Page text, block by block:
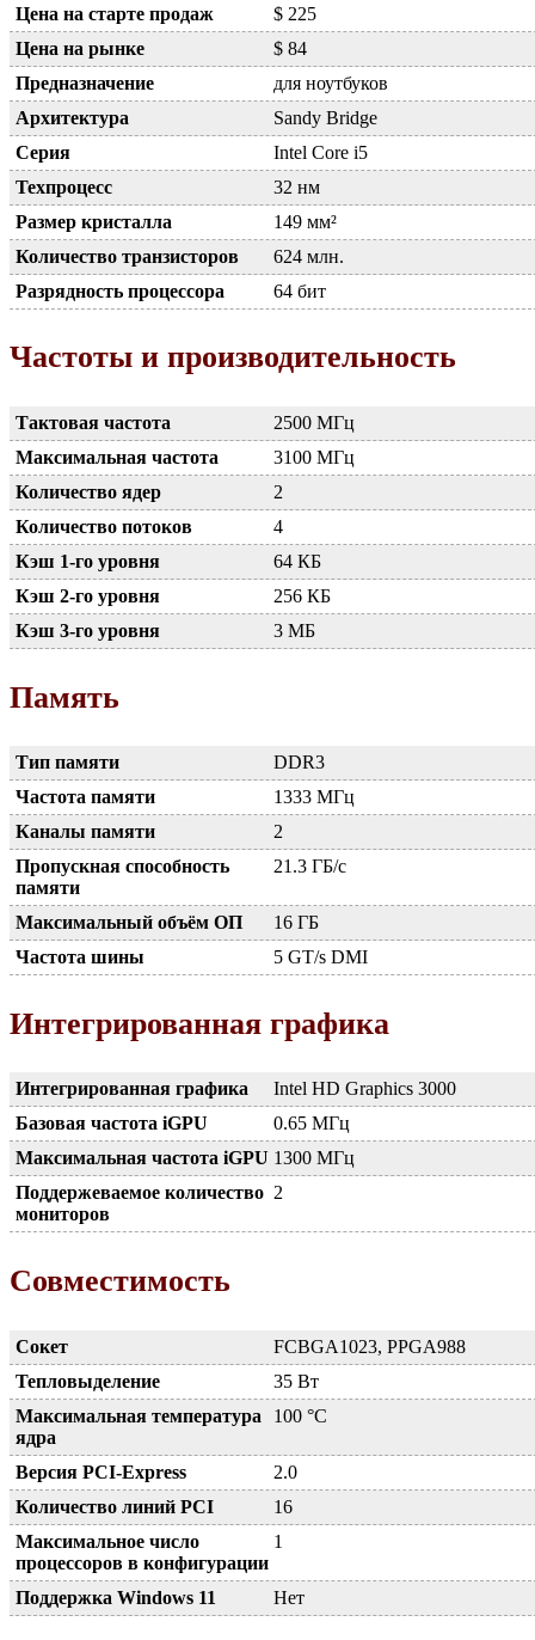
Цена на старте продаж
$ 225
Цена на рынке
$ 84
Предназначение
для ноутбуков
Архитектура
Sandy Bridge
Серия
Intel Core i5
Техпроцесс
32 нм
Размер кристалла
149 мм²
Количество транзисторов
624 млн.
Разрядность процессора
64 бит
Частоты и производительность
Тактовая частота
2500 МГц
Максимальная частота
3100 МГц
Количество ядер
2
Количество потоков
4
Кэш 1-го уровня
64 КБ
Кэш 2-го уровня
256 КБ
Кэш 3-го уровня
3 МБ
Память
Тип памяти
DDR3
Частота памяти
1333 МГц
Каналы памяти
2
Пропускная способность
памяти
21.3 ГБ/с
Максимальный объём ОП
16 ГБ
Частота шины
5 GT/s DMI
Интегрированная графика
Интегрированная графика
Intel HD Graphics 3000
Базовая частота iGPU
0.65 МГц
Максимальная частота iGPU 1300 МГц
Поддержеваемое количество
мониторов
2
Совместимость
Сокет
FCBGA1023, PPGA988
Тепловыделение
35 Вт
Максимальная температура
ядра
100 °C
Версия PCI-Express
2.0
Количество линий PCI
16
Максимальное число
процессоров в конфигурации
1
Поддержка Windows 11 Нет